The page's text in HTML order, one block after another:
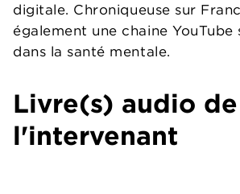
digitale. Chroniqueuse sur
également une chaine YouTube
dans la santé mentale.
Livre(s) audio de
l'intervenant